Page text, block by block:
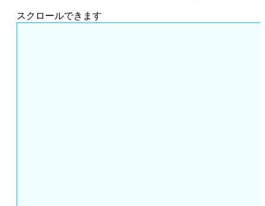
スクロールできます